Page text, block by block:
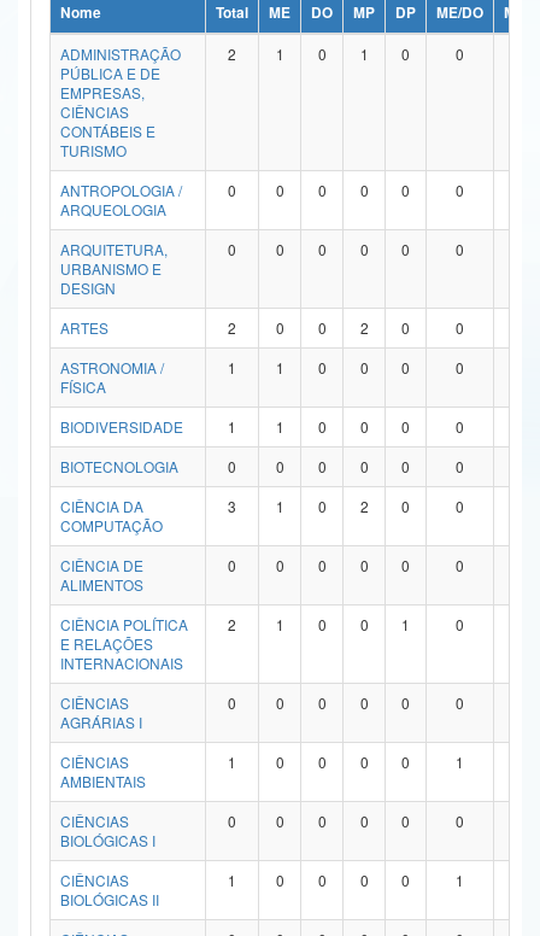
Ministério da Ciência, Tecnologia, Inovações e Comunicações
Ministério do Meio Ambiente
Ministério do Turismo
Ministério do Desenvolvimento Regional
Controladoria-Geral da União
Ministério da Mulher, da Família e dos Direitos Humanos
Secretaria de Governo
Advocacia-Geral da União
Banco Central do Brasil
Nome Total ME DO MP DP ME/DO
MP/
ADMINISTRAÇÃO
PÚBLICA E DE
EMPRESAS,
CIÊNCIAS
CONTÁBEIS E
TURISMO
2 1 0 1 0 0
ANTROPOLOGIA /
ARQUEOLOGIA
0 0 0 0 0 0
ARQUITETURA,
URBANISMO E
DESIGN
0 0 0 0 0 0
ARTES 2 0 0 2 0 0
ASTRONOMIA /
FÍSICA
1 1 0 0 0 0
BIODIVERSIDADE 1 1 0 0 0 0
BIOTECNOLOGIA
0 0 0 0 0 0
CIÊNCIA DA
COMPUTAÇÃO
3 1 0 2 0 0
CIÊNCIA DE
ALIMENTOS
0 0 0 0 0 0
CIÊNCIA POLÍTICA
E RELAÇÕES
INTERNACIONAIS
2 1 0 0 1 0
CIÊNCIAS
AGRÁRIAS I
0 0 0 0 0 0
CIÊNCIAS
AMBIENTAIS
1 0 0 0 0 1
CIÊNCIAS
BIOLÓGICAS I
0 0 0 0 0 0
CIÊNCIAS
BIOLÓGICAS II
1 0 0 0 0 1